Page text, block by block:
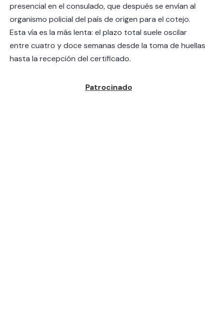
presencial en el consulado, que después se envían al
organismo policial del país de origen para el cotejo.
Esta vía es la más lenta: el plazo total suele oscilar
entre cuatro y doce semanas desde la toma de huellas
hasta la recepción del certificado.